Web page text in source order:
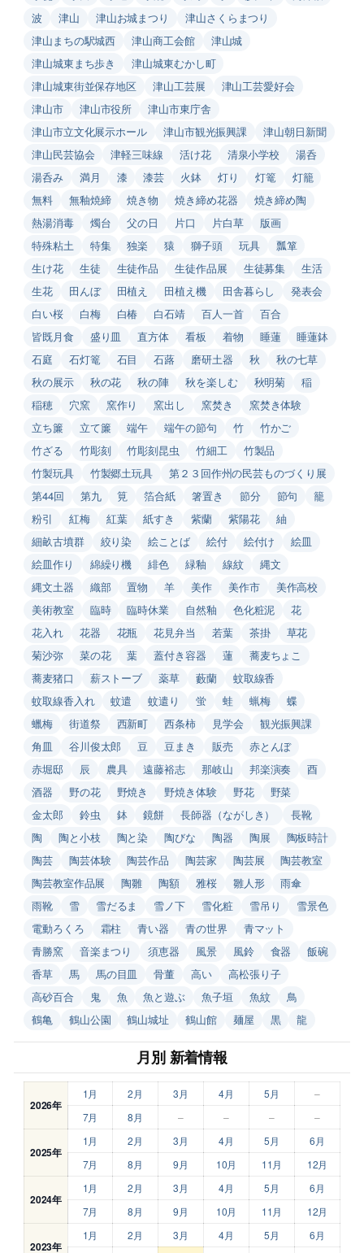
波
津山 津山お城まつり
津山さくらまつり
津山まちの駅城西
津山商工会館
津山城
津山城東まち歩き
津山城東むかし町
津山城東街並保存地区
津山工芸展
津山工芸愛好会
津山市
津山市役所
津山市東庁舎
津山市立文化展示ホール
津山市観光振興課
津山朝日新聞
津山民芸協会
津軽三味線 活け花 清泉小学校
湯呑
湯呑み
満月 漆 漆芸 火鉢 灯り 灯篭
灯籠
無料
無釉焼締 焼き物 焼き締め花器
焼き締め陶
熱湯消毒
燭台 父の日 片口 片白草
版画
特殊粘土
特集 独楽 猿 獅子頭 玩具
瓢箪
生け花
生徒 生徒作品 生徒作品展 生徒募集
生活
生花
田んぼ 田植え 田植え機 田舎暮らし
発表会
白い桜
白梅 白椿 白石靖 百人一首
百合
皆既月食
盛り皿 直方体 看板 着物 睡蓮
睡蓮鉢
石庭
石灯篭 石目 石蕗 磨研土器 秋
秋の七草
秋の展示
秋の花 秋の陣 秋を楽しむ 秋明菊
稲
稲穂
穴窯 窯作り 窯出し 窯焚き
窯焚き体験
立ち簾
立て簾 端午 端午の節句 竹
竹かご
竹ざる
竹彫刻 竹彫刻昆虫 竹細工
竹製品
竹製玩具
竹製郷土玩具
第２３回作州の民芸ものづくり展
第44回
第九 筧 箔合紙 箸置き 節分 節句
籠
粉引
紅梅 紅葉 紙すき 紫蘭 紫陽花
紬
細畝古墳群
絞り染 絵ことば 絵付 絵付け
絵皿
絵皿作り
綿繰り機 緋色 緑釉 線紋
縄文
縄文土器
織部 置物 羊 美作 美作市
美作高校
美術教室
臨時 臨時休業 自然釉 色化粧泥
花
花入れ
花器 花瓶 花見弁当 若葉 茶掛
草花
菊沙弥
菜の花 葉 蓋付き容器 蓮
蕎麦ちょこ
蕎麦猪口
薪ストーブ 薬草 藪蘭
蚊取線香
蚊取線香入れ
蚊遣 蚊遣り 蛍 蛙 蝋梅
蝶
蠟梅
街道祭 西新町 西条柿 見学会
観光振興課
角皿
谷川俊太郎 豆 豆まき 販売
赤とんぼ
赤堀邸
辰 農具 遠藤裕志 那岐山 邦楽演奏
酉
酒器
野の花 野焼き 野焼き体験 野花
野菜
金太郎
鈴虫 鉢 鏡餅 長師器（ながしき）
長靴
陶
陶と小枝 陶と染 陶びな 陶器 陶展
陶板時計
陶芸
陶芸体験 陶芸作品 陶芸家 陶芸展
陶芸教室
陶芸教室作品展
陶雛 陶額 雅桜 雛人形
雨傘
雨靴
雪 雪だるま 雪ノ下 雪化粧 雪吊り
雪景色
電動ろくろ
霜柱 青い器 青の世界
青マット
青勝窯
音楽まつり 須恵器 風景 風鈴 食器
飯碗
香草
馬 馬の目皿 骨董 高い
高松張り子
高砂百合
鬼 魚 魚と遊ぶ 魚子垣 魚紋
鳥
鶴亀
鶴山公園 鶴山城址 鶴山館 麺屋 黒 龍
月別 新着情報
2026年
1月 2月 3月 4月 5月
–
7月
8月 – – – –
2025年
1月 2月 3月 4月 5月
6月
7月
8月 9月 10月 11月 12月
2024年
1月 2月 3月 4月 5月
6月
7月
8月 9月 10月 11月 12月
2023年
1月 2月 3月 4月 5月
6月